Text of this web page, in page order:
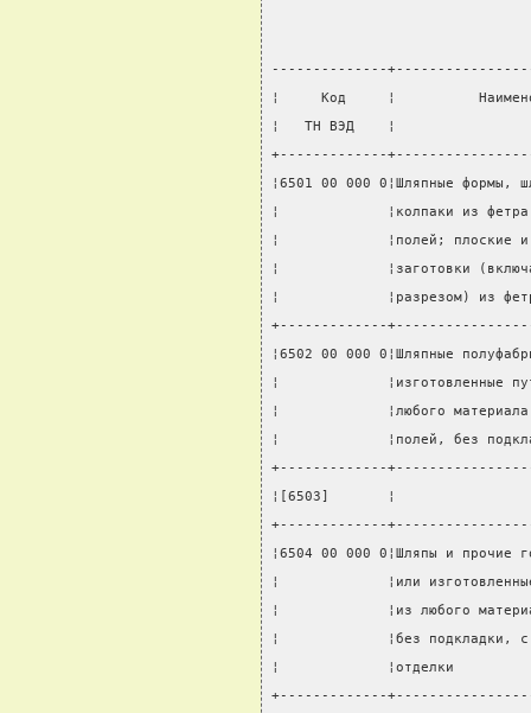
--------------
¦     Код     ¦
¦   ТН ВЭД    ¦
+-------------
¦6501 00 000 0¦Шляпные
¦             ¦колпаки из
¦             ¦полей; плоские
¦             ¦заготовки
¦             ¦разрезом)
+-------------
¦6502 00 000 0¦Шляпные
¦             ¦изготовленные
¦             ¦любого
¦             ¦полей, без
+-------------
¦[6503]       ¦
+-------------
¦6504 00 000 0¦Шляпы и
¦             ¦или
¦             ¦из любого
¦             ¦без подкладки,
¦             ¦отделки
+-------------